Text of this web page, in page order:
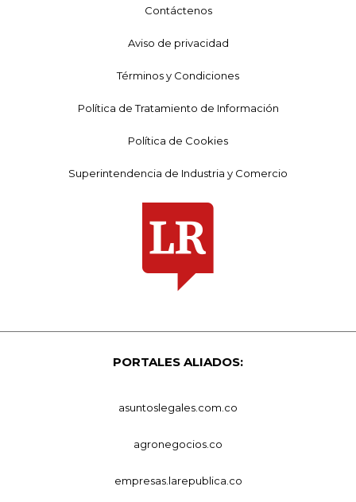
Contáctenos
Aviso de privacidad
Términos y Condiciones
Política de Tratamiento de Información
Política de Cookies
Superintendencia de Industria y Comercio
PORTALES ALIADOS:
asuntoslegales.com.co
agronegocios.co
empresas.larepublica.co